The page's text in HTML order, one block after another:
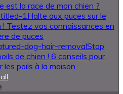
est la race de mon chien ?
Halte aux puces sur le
! Testez vos connaissances en
de puces
Stop
de chien ! 6 conseils pour
les poils à la maison